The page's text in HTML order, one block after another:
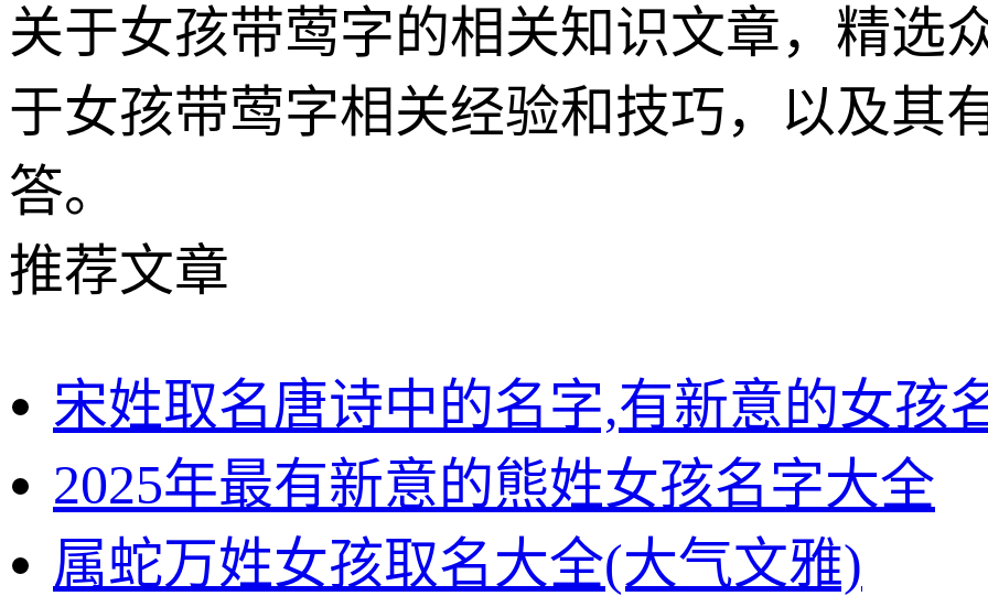
关于女孩带莺字的相关知识文章，精选
于女孩带莺字相关经验和技巧，以及其
答。
推荐文章
宋姓取名唐诗中的名字,有新意的女孩
2025年最有新意的熊姓女孩名字大全
属蛇万姓女孩取名大全(大气文雅)